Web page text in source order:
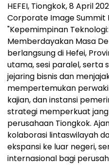
HEFEI, Tiongkok, 8 April
Corporate Image Summit
"Kepemimpinan
Memberdayakan Masa
berlangsung di Hefei,
utama, sesi paralel, serta
jejaring bisnis dan
mempertemukan
kajian, dan instansi
strategi memperkuat
perusahaan Tiongkok.
kolaborasi lintaswilayah
ekspansi ke luar negeri,
internasional bagi